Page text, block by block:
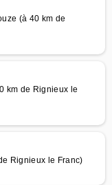
(à 40 km de
km de Rignieux le
Rignieux le Franc)